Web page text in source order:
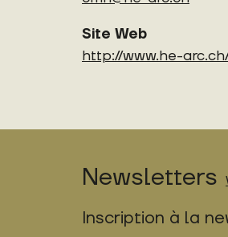
Site Web
http://www.he-
Newsletters
Inscription à la